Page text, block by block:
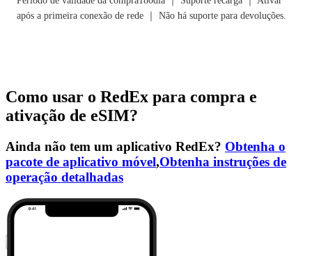
após a primeira conexão de rede ｜ Não há suporte para devoluções.
Como usar o RedEx para compra e
ativação de eSIM?
Ainda não tem um aplicativo RedEx? Obtenha o
pacote de aplicativo móvel,Obtenha instruções de
operação detalhadas